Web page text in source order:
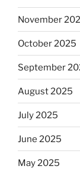
November
October 2025
September
August 2025
July 2025
June 2025
May 2025